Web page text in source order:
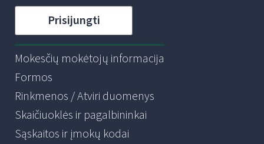
Prisijungti
Mokesčių mokėtojų informacija
Formos
Rinkmenos / Atviri duomenys
Skaičiuoklės ir pagalbininkai
Sąskaitos ir įmokų kodai